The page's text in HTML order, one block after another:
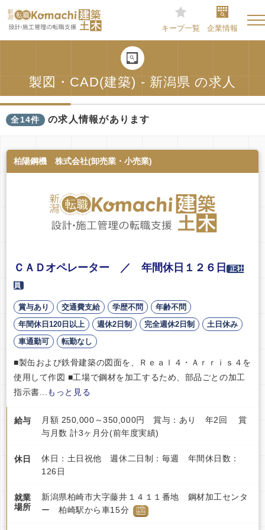
キープ一覧 企業情報
製図・CAD(建築) - 新潟県 の求人
全14件 の求人情報があります
柏陽鋼機 株式会社(卸売業・小売業)
ＣＡＤオペレーター ／ 年間休日１２６日
正社
員
賞与あり 交通費支給 学歴不問
年齢不問
年間休日120日以上
週休2日制 完全週休2日制
土日休み
車通勤可
転勤なし
■製缶および鉄骨建築の図面を、Ｒｅａｌ４・Ａｒｒｉｓ４を
使用して作図 ■工場で鋼材を加工するため、部品ごとの加工
指示書...もっと見る
給与
月額 250,000～350,000円 賞与：あり 年2回 賞
与月数 計3ヶ月分(前年度実績)
休日
休日：土日祝他 週休二日制：毎週 年間休日数：
126日
就業
場所
新潟県柏崎市大字藤井１４１１番地 鋼材加工センタ
ー 柏崎駅から車15分